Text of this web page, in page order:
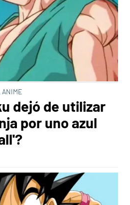
dejó de utilizar
por uno azul